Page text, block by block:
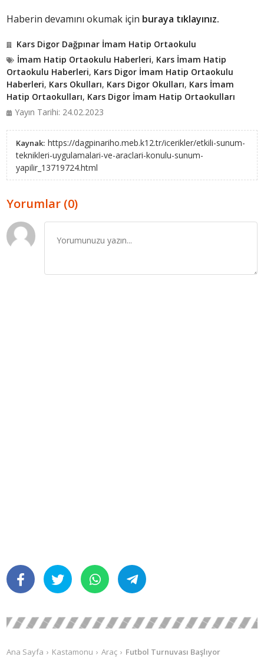
Haberin devamını okumak için buraya tıklayınız.
Kars Digor Dağpınar İmam Hatip Ortaokulu
İmam Hatip Ortaokulu Haberleri, Kars İmam Hatip
Ortaokulu Haberleri, Kars Digor İmam Hatip Ortaokulu
Haberleri, Kars Okulları, Kars Digor Okulları, Kars İmam
Hatip Ortaokulları, Kars Digor İmam Hatip Ortaokulları
Yayın Tarihi: 24.02.2023
Kaynak: https://dagpinariho.meb.k12.tr/icerikler/etkili-sunum-
teknikleri-uygulamalari-ve-araclari-konulu-sunum-
yapilir_13719724.html
Yorumlar (0)
Ana Sayfa Kastamonu Araç Futbol Turnuvası Başlıyor